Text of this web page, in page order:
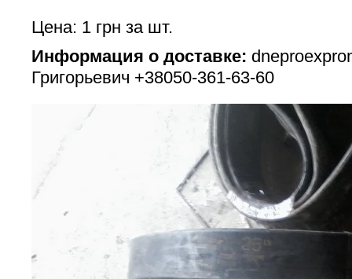
Цена: 1 грн за шт.
Информация о доставке:
Григорьевич +38050-361-63-60